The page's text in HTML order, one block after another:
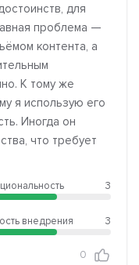
для
проблема —
контента, а
К тому же
я использую его
Иногда он
что требует
3
внедрения 3
0